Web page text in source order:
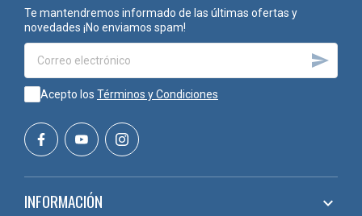
Te mantendremos informado de las últimas ofertas y
novedades ¡No enviamos spam!

Acepto los Términos y Condiciones
INFORMACIÓN 